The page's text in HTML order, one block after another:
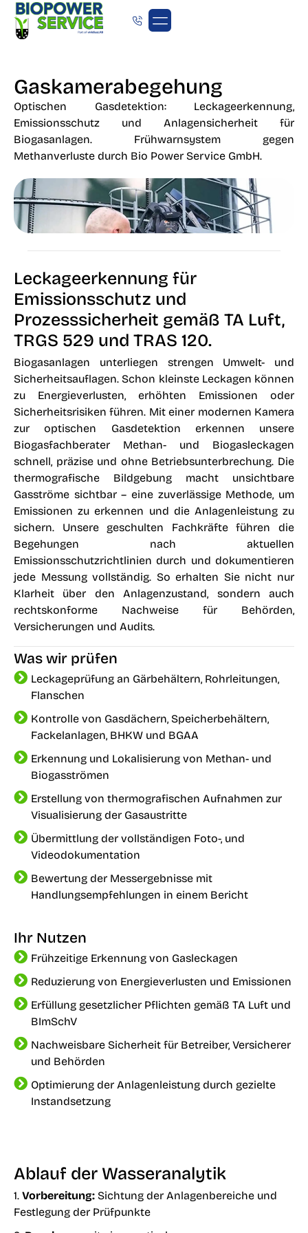
Gaskamerabegehung
Optischen Gasdetektion: Leckageerkennung,
Emissionsschutz und Anlagensicherheit für
Biogasanlagen. Frühwarnsystem gegen
Methanverluste durch Bio Power Service GmbH.
Leckageerkennung für
Emissionsschutz und
Prozesssicherheit gemäß TA Luft,
TRGS 529 und TRAS 120.
Biogasanlagen unterliegen strengen Umwelt- und
Sicherheitsauflagen. Schon kleinste Leckagen können
zu Energieverlusten, erhöhten Emissionen oder
Sicherheitsrisiken führen. Mit einer modernen Kamera
zur optischen Gasdetektion erkennen unsere
Biogasfachberater Methan- und Biogasleckagen
schnell, präzise und ohne Betriebsunterbrechung. Die
thermografische Bildgebung macht unsichtbare
Gasströme sichtbar – eine zuverlässige Methode, um
Emissionen zu erkennen und die Anlagenleistung zu
sichern. Unsere geschulten Fachkräfte führen die
Begehungen nach aktuellen
Emissionsschutzrichtlinien durch und dokumentieren
jede Messung vollständig. So erhalten Sie nicht nur
Klarheit über den Anlagenzustand, sondern auch
rechtskonforme Nachweise für Behörden,
Versicherungen und Audits.
Was wir prüfen
Leckageprüfung an Gärbehältern, Rohrleitungen,
Flanschen
Kontrolle von Gasdächern, Speicherbehältern,
Fackelanlagen, BHKW und BGAA
Erkennung und Lokalisierung von Methan- und
Biogasströmen
Erstellung von thermografischen Aufnahmen zur
Visualisierung der Gasaustritte
Übermittlung der vollständigen Foto-, und
Videodokumentation
Bewertung der Messergebnisse mit
Handlungsempfehlungen in einem Bericht
Ihr Nutzen
Frühzeitige Erkennung von Gasleckagen
Reduzierung von Energieverlusten und Emissionen
Erfüllung gesetzlicher Pflichten gemäß TA Luft und
BImSchV
Nachweisbare Sicherheit für Betreiber, Versicherer
und Behörden
Optimierung der Anlagenleistung durch gezielte
Instandsetzung
Ablauf der Wasseranalytik
1. Vorbereitung: Sichtung der Anlagenbereiche und
Festlegung der Prüfpunkte